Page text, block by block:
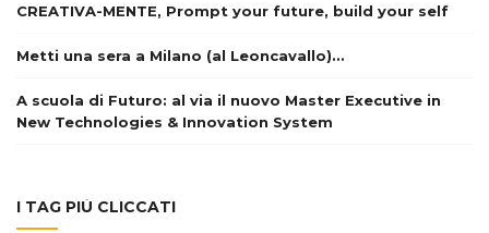
CREATIVA-MENTE, Prompt your future, build your self
Metti una sera a Milano (al Leoncavallo)…
A scuola di Futuro: al via il nuovo Master Executive in
New Technologies & Innovation System
I TAG PIÙ CLICCATI